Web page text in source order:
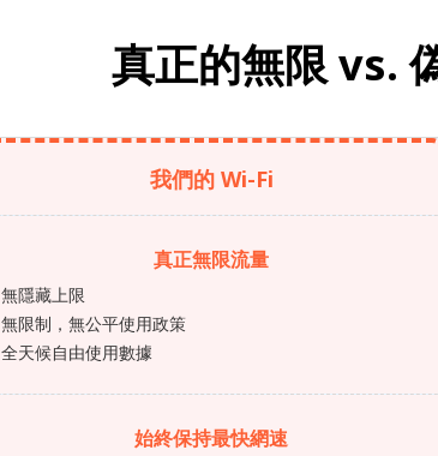
真正的無限 vs.
我們的 Wi-Fi
真正無限流量
無隱藏上限
無限制，無公平使用政策
全天候自由使用數據
始終保持最快網速